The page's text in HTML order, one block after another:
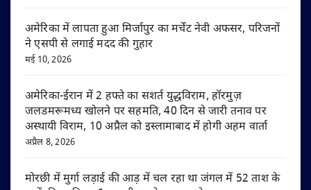
अमेरिका में लापता हुआ मिर्जापुर का मर्चेंट नेवी अफसर, परिजनों
ने एसपी से लगाई मदद की गुहार
मई 10, 2026
अमेरिका-ईरान में 2 हफ्ते का सशर्त युद्धविराम, हॉरमुज़
जलडमरूमध्य खोलने पर सहमति, 40 दिन से जारी तनाव पर
अस्थायी विराम, 10 अप्रैल को इस्लामाबाद में होगी अहम वार्ता
अप्रैल 8, 2026
मोरछी में मुर्गा लड़ाई की आड़ में चल रहा था जंगल में 52 ताश के